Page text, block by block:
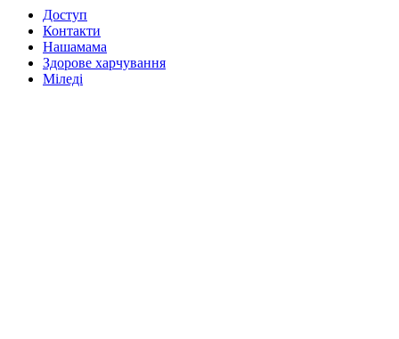
Доступ
Контакти
Нашамама
Здорове харчування
Міледі